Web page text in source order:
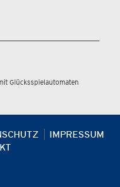
Glücksspielautomaten
IMPRESSUM